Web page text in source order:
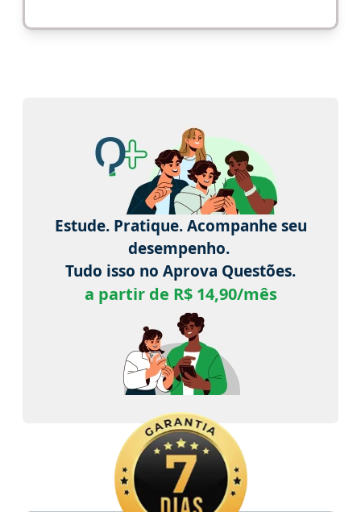
Estude. Pratique. Acompanhe seu
desempenho.
Tudo isso no Aprova Questões.
a partir de R$ 14,90/mês